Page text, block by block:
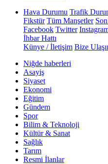
Hava Durumu Trafik
Fikstür Tüm Manşetler
Facebook Twitter
İhbar Hattı
Künye / İletişim Bize
Niğde haberleri
Asayiş
Siyaset
Ekonomi
Eğitim
Gündem
Spor
Bilim & Teknoloji
Kültür & Sanat
Sağlık
Tarım
Resmi İlanlar